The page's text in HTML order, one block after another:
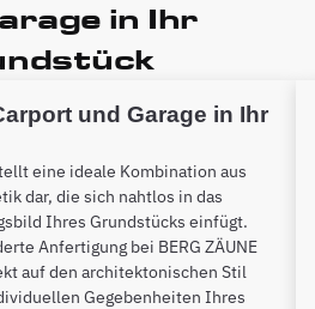
in Ihr
und Garage in Ihr
eine ideale Kombination aus
dar, die sich nahtlos in das
Ihres Grundstücks einfügt.
Anfertigung bei BERG ZÄUNE
auf den architektonischen Stil
Gegebenheiten Ihres